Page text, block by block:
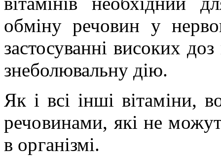
обміну речовин у
застосуванні високих
знеболювальну дію.
Як і всі інші вітаміни,
речовинами, які не
в організмі.